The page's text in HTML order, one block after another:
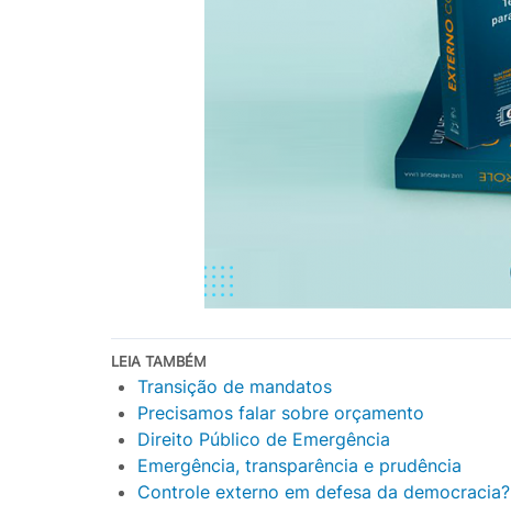
LEIA TAMBÉM
Transição de mandatos
Precisamos falar sobre orçamento
Direito Público de Emergência
Emergência, transparência e prudência
Controle externo em defesa da democracia?